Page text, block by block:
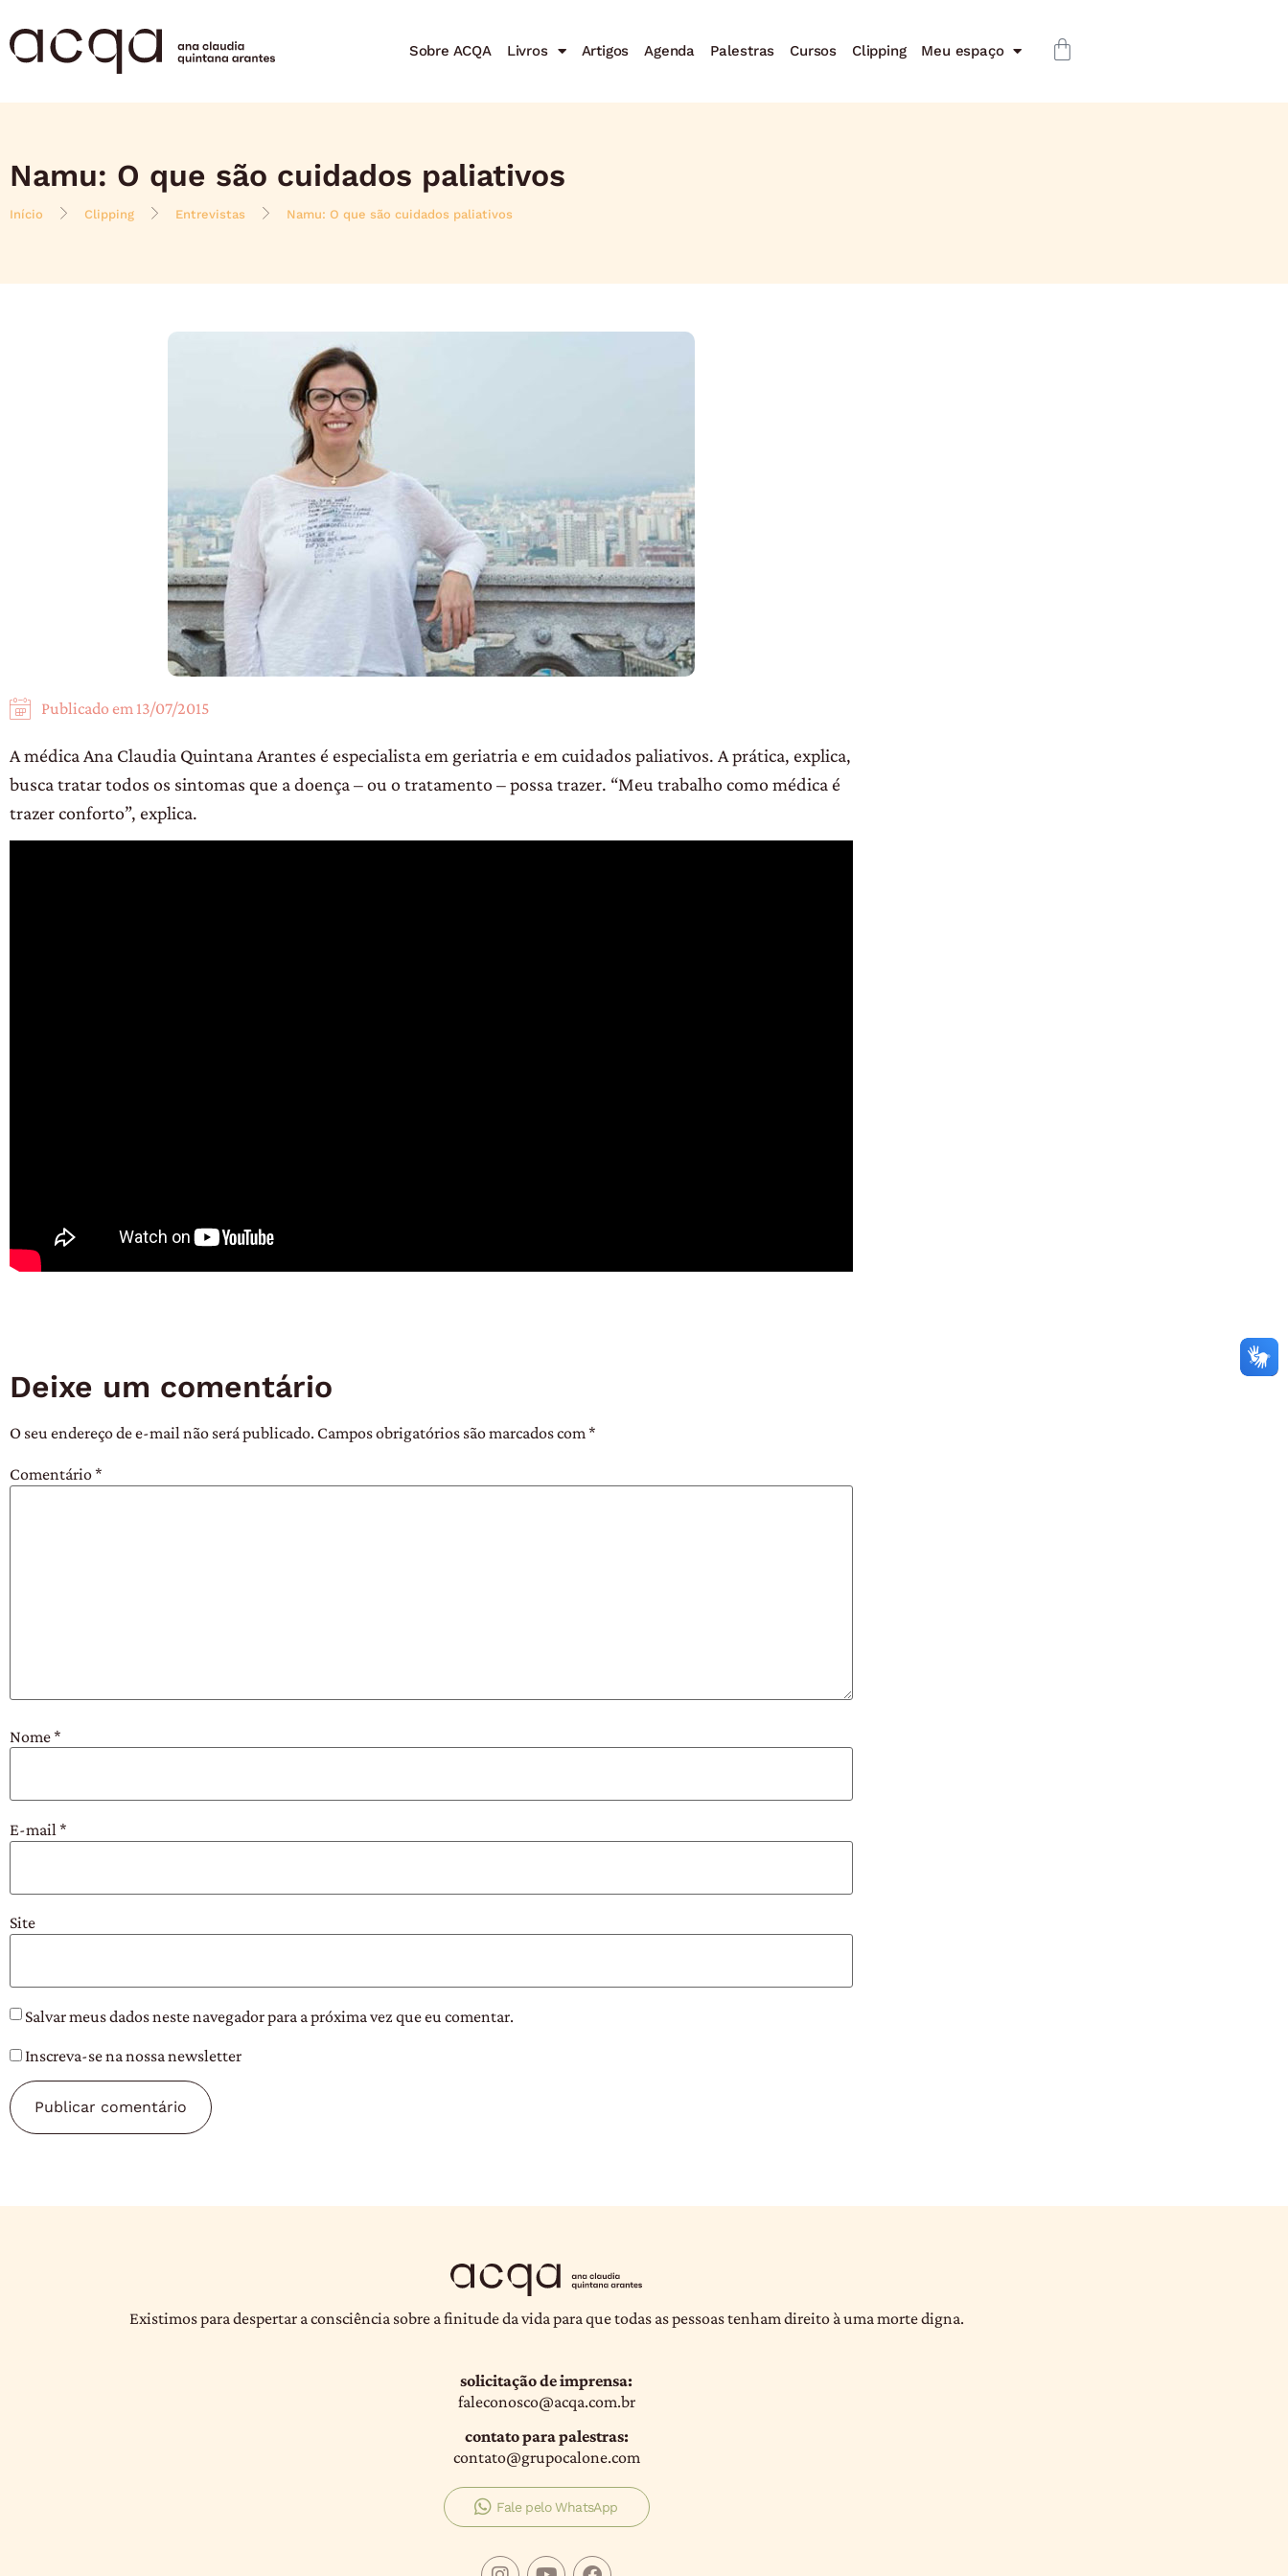
Sobre ACQA Livros Artigos Agenda Palestras Cursos Clipping Meu espaço
Namu: O que são cuidados paliativos
Início Clipping Entrevistas Namu: O que são cuidados paliativos
Publicado em 13/07/2015
A médica Ana Claudia Quintana Arantes é especialista em geriatria e em cuidados paliativos. A prática, explica,
busca tratar todos os sintomas que a doença – ou o tratamento – possa trazer. “Meu trabalho como médica é
trazer conforto”, explica.
Deixe um comentário
O seu endereço de e-mail não será publicado. Campos obrigatórios são marcados com *
Comentário*
Nome*
E-mail*
Site
Salvar meus dados neste navegador para a próxima vez que eu comentar.
Inscreva-se na nossa newsletter
Existimos para despertar a consciência sobre a finitude da vida para que todas as pessoas tenham direito à uma morte digna.
solicitação de imprensa:
faleconosco@acqa.com.br
contato para palestras:
contato@grupocalone.com
Fale pelo WhatsApp